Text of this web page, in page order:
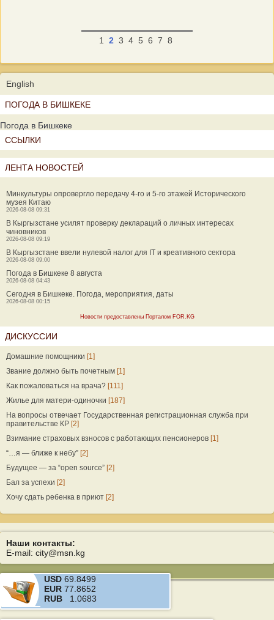
1 2 3 4 5 6 7 8
English
ПОГОДА В БИШКЕКЕ
Погода в Бишкеке
ССЫЛКИ
ЛЕНТА НОВОСТЕЙ
Минкультуры опровергло передачу 4-го и 5-го этажей Исторического
музея Китаю
2026-08-08 09:31
В Кыргызстане усилят проверку деклараций о личных интересах
чиновников
2026-08-08 09:19
В Кыргызстане ввели нулевой налог для IT и креативного сектора
2026-08-08 09:00
Погода в Бишкеке 8 августа
2026-08-08 04:43
Сегодня в Бишкеке. Погода, мероприятия, даты
2026-08-08 00:15
Новости предоставлены Порталом FOR.KG
ДИСКУССИИ
Домашние помощники [1]
Звание должно быть почетным [1]
Как пожаловаться на врача? [111]
Жилье для матери-одиночки [187]
На вопросы отвечает Государственная регистрационная служба при
правительстве КР [2]
Взимание страховых взносов с работающих пенсионеров [1]
“…я — ближе к небу” [2]
Будущее — за “open source” [2]
Бал за успехи [2]
Хочу сдать ребенка в приют [2]
Наши контакты:
E-mail: city@msn.kg
USD 69.8499
EUR 77.8652
RUB 1.0683